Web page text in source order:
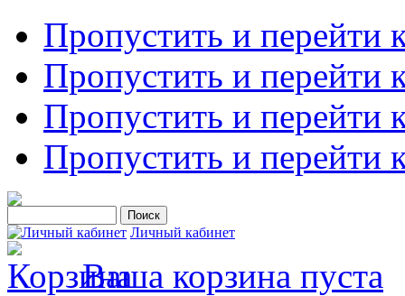
Пропустить и перейти
Пропустить и перейти
Пропустить и перейти
Пропустить и перейти
Личный кабинет
Ваша корзина пуста